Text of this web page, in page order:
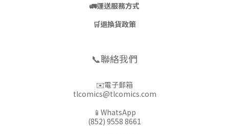
🚛運送服務方式
🛒退換貨政策
📞聯絡我們
✉️電子郵箱
tlcomics@tlcomics.com
📱WhatsApp
(852) 9558 8661